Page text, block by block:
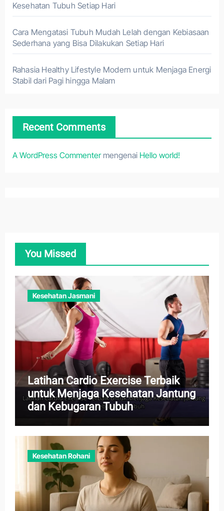
Kesehatan Tubuh Setiap Hari
Cara Mengatasi Tubuh Mudah Lelah dengan Kebiasaan
Sederhana yang Bisa Dilakukan Setiap Hari
Rahasia Healthy Lifestyle Modern untuk Menjaga Energi
Stabil dari Pagi hingga Malam
Recent Comments
A WordPress Commentermengenai Hello world!
You Missed
Kesehatan Jasmani
Latihan Cardio Exercise Terbaik
untuk Menjaga Kesehatan Jantung
dan Kebugaran Tubuh
Kesehatan Rohani